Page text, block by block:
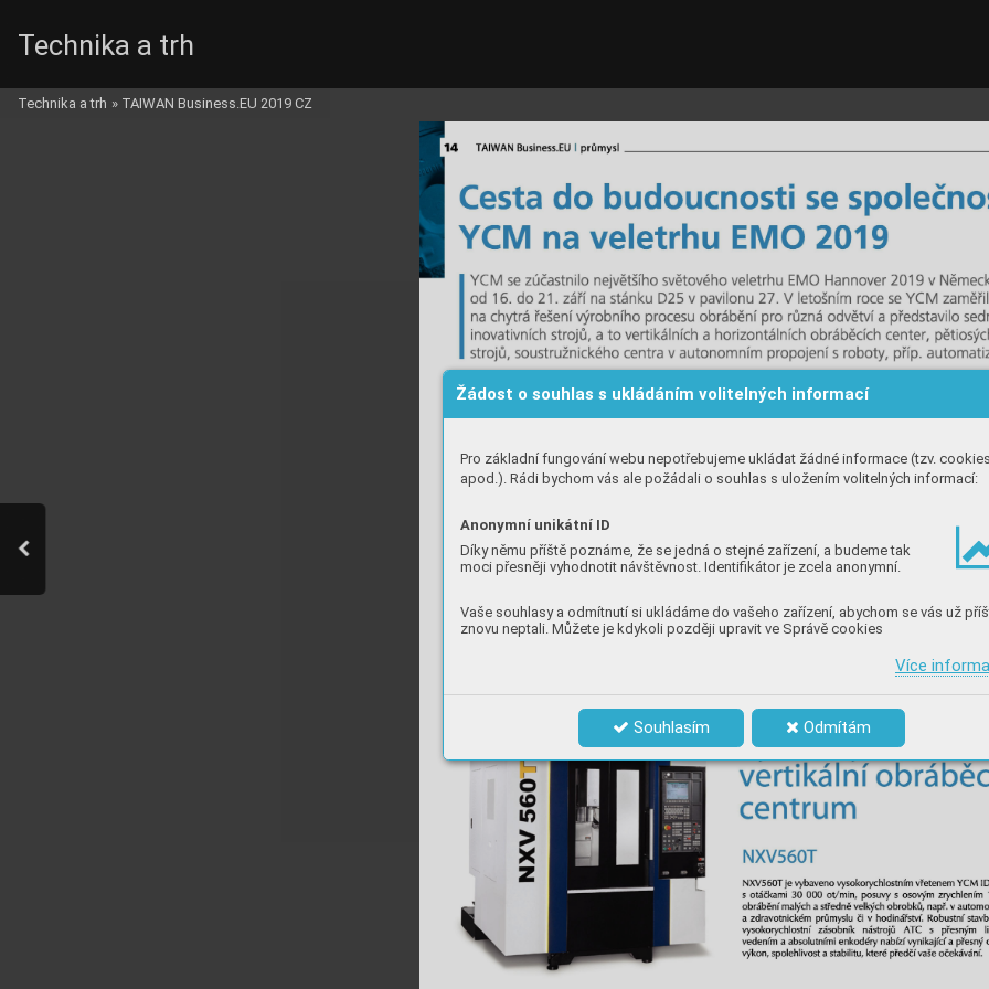
Žádost o souhlas s ukládáním volitelných informací
Pro základní fungování webu nepotřebujeme ukládat žádné informace (tzv.
apod.). Rádi bychom vás ale požádali o souhlas s uložením volitelných informací:
Anonymní unikátní ID
Díky němu příště poznáme, že se jedná o stejné zařízení, a budeme tak
moci přesněji vyhodnotit návštěvnost. Identifikátor je zcela anonymní.
Vaše souhlasy a odmítnutí si ukládáme do vašeho zařízení, abychom se vás už
znovu neptali. Můžete je kdykoli později upravit ve Správě cookies
Více
Souhlasím Odmítám
Technika a trh
Technika a trh » TAIWAN Business.EU 2019 CZ